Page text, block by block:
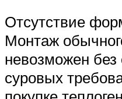
Отсутствие
Монтаж
невозможен
суровых